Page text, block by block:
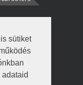
sütiket
két
fél autót,